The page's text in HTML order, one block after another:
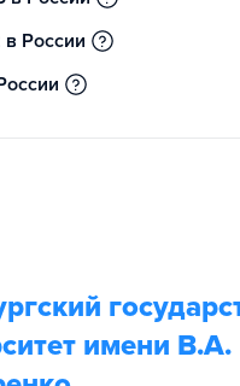
в России
имени В.А.